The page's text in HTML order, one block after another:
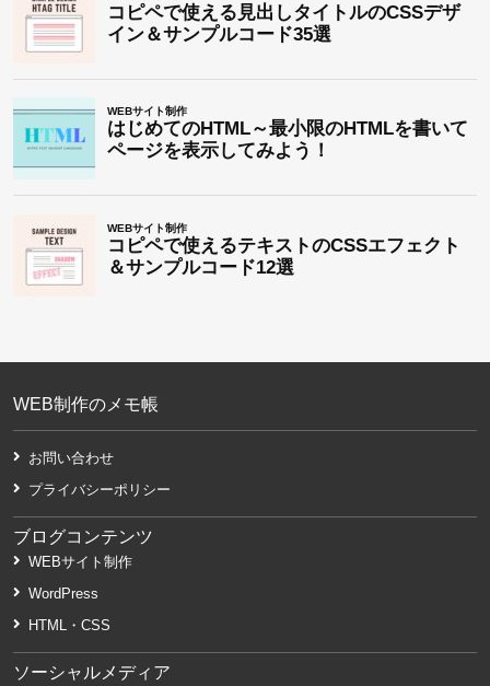
WEB制作のメモ帳
お問い合わせ
プライバシーポリシー
ブログコンテンツ
WEBサイト制作
WordPress
HTML・CSS
ソーシャルメディア